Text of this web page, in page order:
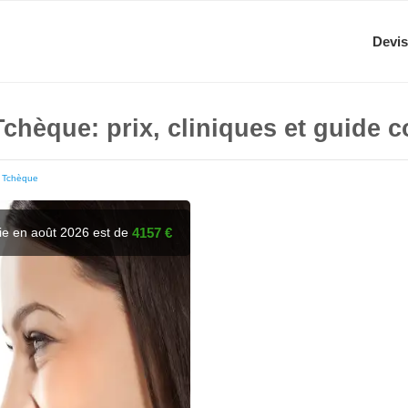
prix, cliniques et guide
en août 2026 est de 4157 €